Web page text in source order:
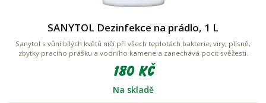
SANYTOL Dezinfekce na prádlo, 1 L
Sanytol s vůní bílých květů ničí při všech teplotách bakterie, viry, plísně,
zbytky pracího prášku a vodního kamene a zanechává pocit svěžesti.
180 Kč
Na skladě